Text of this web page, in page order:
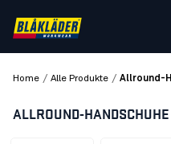
Home / Alle Produkte / Allround-
ALLROUND-HANDSCHUHE